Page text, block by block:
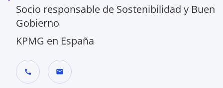
Socio responsable de Sostenibilidad y Buen
Gobierno
KPMG en España
call mail